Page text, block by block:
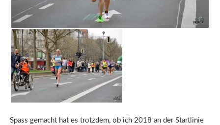
Spass gemacht hat es trotzdem, ob ich 2018 an der Startlinie